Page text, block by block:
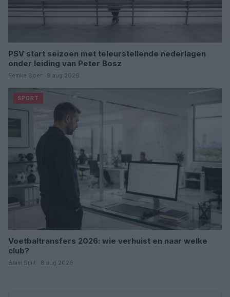
PSV start seizoen met teleurstellende nederlagen
onder leiding van Peter Bosz
Femke Boer · 9 aug 2026
SPORT
Voetbaltransfers 2026: wie verhuist en naar welke
club?
Bram Smit · 8 aug 2026